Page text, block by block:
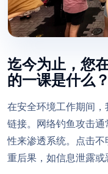
迄今为止，您
的一课是什么？
在安全环境工作期间
链接。网络钓鱼攻击
性来渗透系统。点击
重后果，如信息泄露或